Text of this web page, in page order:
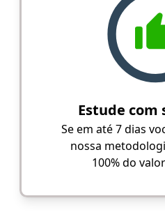
Estude com
Se em até 7 dias
nossa
100% do